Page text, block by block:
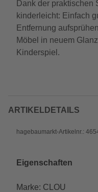
Dank der praktischen
kinderleicht: Einfach
Entfernung
Möbel in neuem
Kinderspiel.
ARTIKELDETAILS
hagebaumarkt-Artikelnr.:
Eigenschaften
Marke: CLOU